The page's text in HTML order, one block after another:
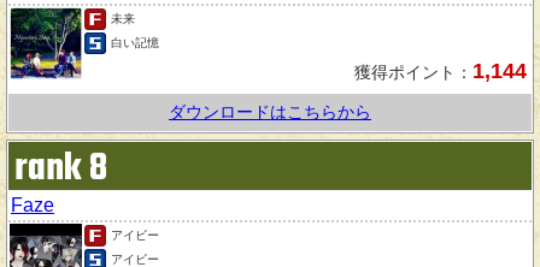
未来
白い記憶
獲得ポイント： 1,144
ダウンロードはこちらから
rank 8
Faze
アイビー
アイビー